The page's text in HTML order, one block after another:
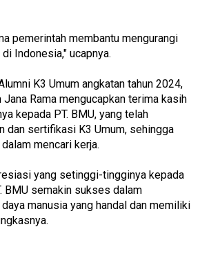
pemerintah membantu mengurangi
Indonesia," ucapnya.
K3 Umum angkatan tahun 2024,
Jana Rama mengucapkan terima kasih
kepada PT. BMU, yang telah
dan sertifikasi K3 Umum, sehingga
mencari kerja.
yang setinggi-tingginya kepada
BMU semakin sukses dalam
manusia yang handal dan memiliki